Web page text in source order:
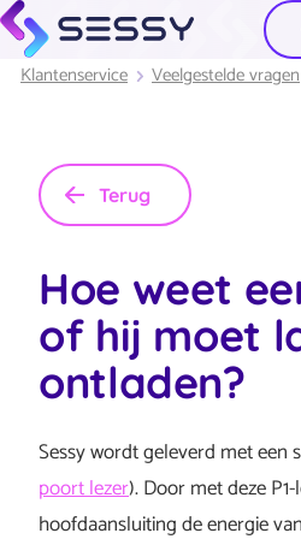
Klantenservice Veelgestelde vragen
Terug
Hoe weet
of hij moet
ontladen?
Sessy wordt geleverd met een
poort lezer). Door met deze
hoofdaansluiting de energie